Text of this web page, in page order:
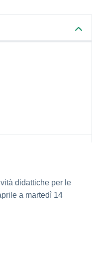
didattiche per le
a martedì 14